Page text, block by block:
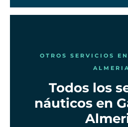
OTROS SERVICIOS
ALMERIA
Todos los
náuticos en